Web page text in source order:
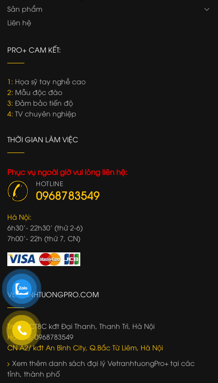
Sản phẩm
Liên hệ
PRO+ CAM KẾT:
1: Họa sỹ tay nghề cao
2: Mẫu độc đáo
3: Đảm bảo tiến độ
4: TV chuyên nghiệp
THỜI GIAN LÀM VIỆC
Phục vụ ngoài giờ vui lòng liên hệ:
HOTLINE
0968783549
Hà Nội:
6h30'- 22h30' (thứ 2-6)
7h00'- 22h (thứ 7, CN)
VETRANHTUONGPRO.COM
Trụ sở: CT8C kđt Đại Thanh, Thanh Trì, Hà Nội
Hotline:0968783549
CN A2/ kđt An Bình City, Q.Bắc Từ Liêm, Hà Nội
Xem thêm danh sách đại lý VetranhtuongPro+ tại các
tỉnh, thành phố